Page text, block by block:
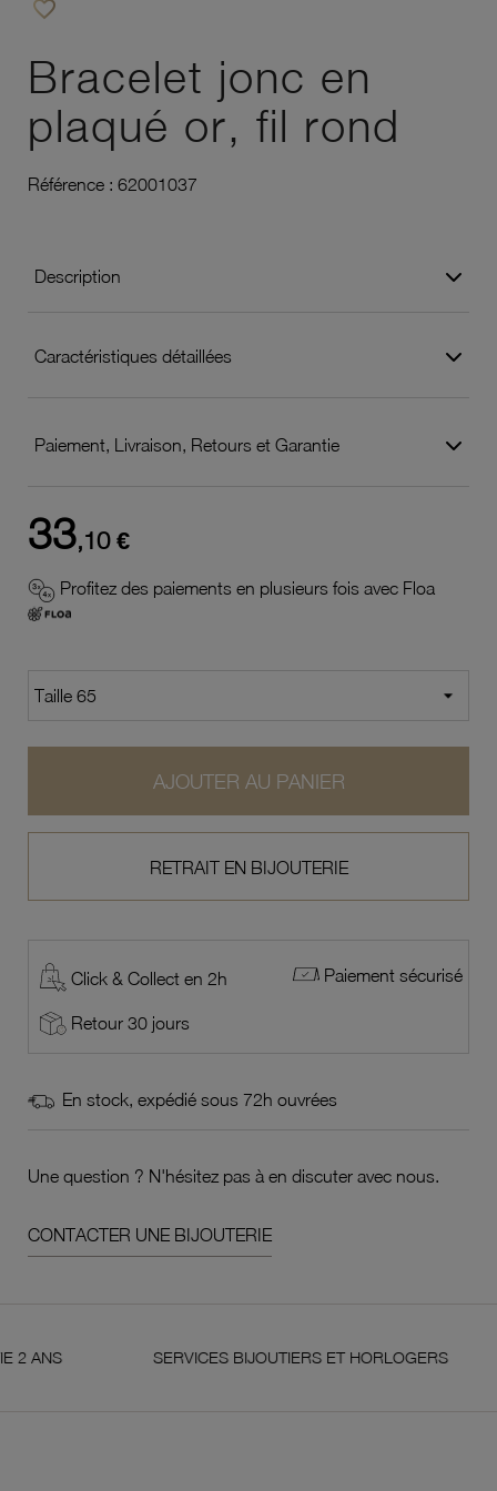
favorite_border
Bracelet jonc en
plaqué or, fil rond
Référence : 62001037
Description
Caractéristiques détaillées
Paiement, Livraison, Retours et Garantie
33,10 €
Profitez des paiements en plusieurs fois avec Floa
AJOUTER AU PANIER
RETRAIT EN BIJOUTERIE
Click & Collect en 2h Paiement sécurisé
Retour 30 jours
En stock, expédié sous 72h ouvrées
Une question ? N'hésitez pas à en discuter avec nous.
CONTACTER UNE BIJOUTERIE
SERVICES BIJOUTIERS ET HORLOGERS